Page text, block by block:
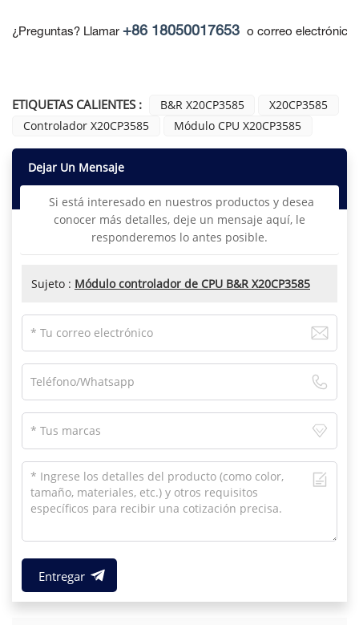
¿Preguntas? Llamar +86 18050017653 o correo electrónico
ETIQUETAS CALIENTES : B&R X20CP3585
X20CP3585
Controlador X20CP3585
Módulo CPU X20CP3585
Dejar Un Mensaje
Si está interesado en nuestros productos y desea
conocer más detalles, deje un mensaje aquí, le
responderemos lo antes posible.
Sujeto : Módulo controlador de CPU B&R X20CP3585
Entregar